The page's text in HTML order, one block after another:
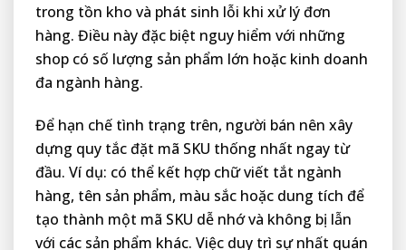
trong tồn kho và phát sinh lỗi khi xử lý đơn
hàng. Điều này đặc biệt nguy hiểm với những
shop có số lượng sản phẩm lớn hoặc kinh doanh
đa ngành hàng.
Để hạn chế tình trạng trên, người bán nên xây
dựng quy tắc đặt mã SKU thống nhất ngay từ
đầu. Ví dụ: có thể kết hợp chữ viết tắt ngành
hàng, tên sản phẩm, màu sắc hoặc dung tích để
tạo thành một mã SKU dễ nhớ và không bị lẫn
với các sản phẩm khác. Việc duy trì sự nhất quán